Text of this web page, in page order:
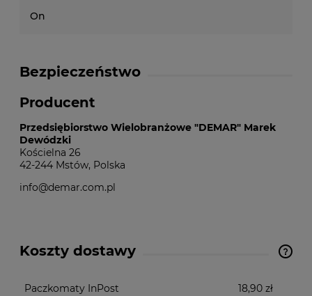
On
Bezpieczeństwo
Producent
Przedsiębiorstwo Wielobranżowe "DEMAR" Marek
Dewódzki
Kościelna 26
42-244 Mstów, Polska
info@demar.com.pl
Koszty dostawy
Cena nie zawiera ewentualnych kosztów płatności
Paczkomaty InPost 18,90 zł